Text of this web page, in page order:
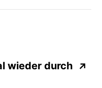
wieder durch ↗